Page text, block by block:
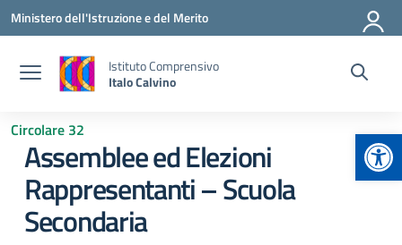
Vai ai contenuti
Vai al menu di navigazione
Vai al footer
Ministero dell'Istruzione e del Merito
Istituto Comprensivo
Italo Calvino
Circolare 32
Assemblee ed Elezioni
Rappresentanti – Scuola
Secondaria